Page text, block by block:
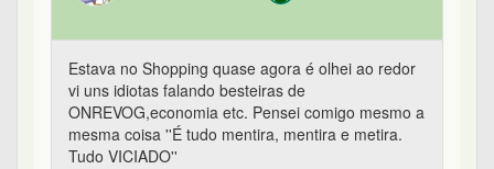
Estava no Shopping quase agora é olhei ao redor
vi uns idiotas falando besteiras de
ONREVOG,economia etc. Pensei comigo mesmo a
mesma coisa ''É tudo mentira, mentira e metira.
Tudo VICIADO''